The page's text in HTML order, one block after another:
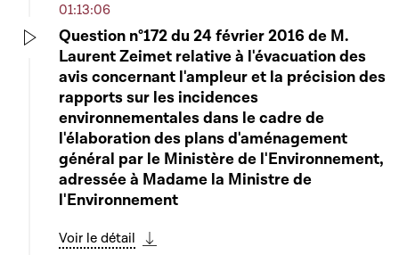
01:13:06
Question n°172 du 24 février 2016 de M.
Laurent Zeimet relative à l'évacuation des
avis concernant l'ampleur et la précision des
rapports sur les incidences
environnementales dans le cadre de
l'élaboration des plans d'aménagement
général par le Ministère de l'Environnement,
adressée à Madame la Ministre de
l'Environnement
Voir le détail
03:54:23
Interpellation de M. Marc Spautz sur le
marché du travail
Voir le détail
Télécharger cette séquence
06:34:54
Fin de la séance publique
Télécharger cette séquence